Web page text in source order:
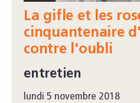
La gifle et les
cinquantenaire
contre l'oubli
entretien
lundi 5 novembre 2018